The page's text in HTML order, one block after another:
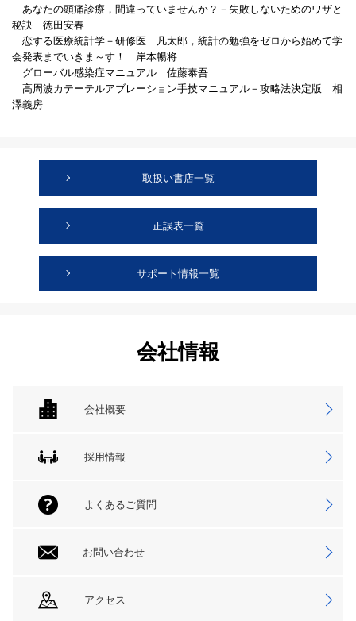
あなたの頭痛診療，間違っていませんか？－失敗しないためのワザと
秘訣 徳田安春
恋する医療統計学－研修医 凡太郎，統計の勉強をゼロから始めて学
会発表までいきま～す！ 岸本暢将
グローバル感染症マニュアル 佐藤泰吾
高周波カテーテルアブレーション手技マニュアル－攻略法決定版 相
澤義房
取扱い書店一覧
正誤表一覧
サポート情報一覧
会社情報
会社概要
採用情報
よくあるご質問
お問い合わせ
アクセス